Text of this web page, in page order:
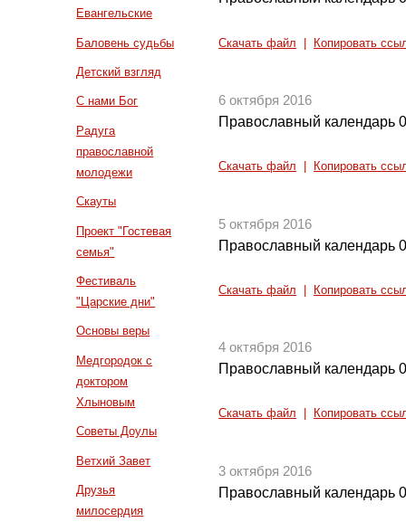
Евангельские
Баловень судьбы
Детский взгляд
С нами Бог
Радуга
православной
молодежи
Скауты
Проект "Гостевая
семья"
Фестиваль
"Царские дни"
Основы веры
Медгородок с
доктором
Хлыновым
Советы Доулы
Ветхий Завет
Друзья
милосердия
Скачать файл Копировать
6 октября 2016
Православный календарь
Скачать файл Копировать
5 октября 2016
Православный календарь
Скачать файл Копировать
4 октября 2016
Православный календарь
Скачать файл Копировать
3 октября 2016
Православный календарь